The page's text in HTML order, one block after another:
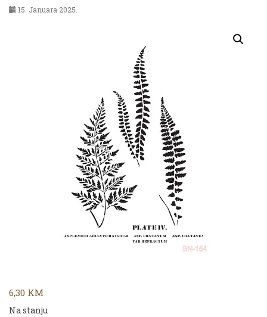
15. Januara 2025.
6,30 KM
Na stanju